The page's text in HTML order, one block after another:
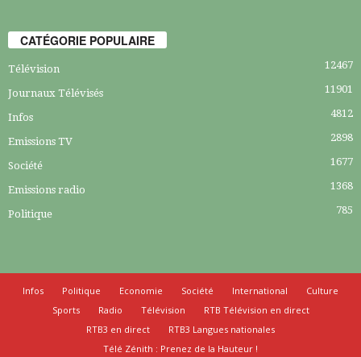
CATÉGORIE POPULAIRE
Télévision 12467
Journaux Télévisés 11901
Infos 4812
Emissions TV 2898
Société 1677
Emissions radio 1368
Politique 785
Infos Politique Economie Société International
Culture
Sports
Radio Télévision
RTB Télévision en direct
RTB3 en direct
RTB3 Langues nationales
Télé Zénith : Prenez de la Hauteur !